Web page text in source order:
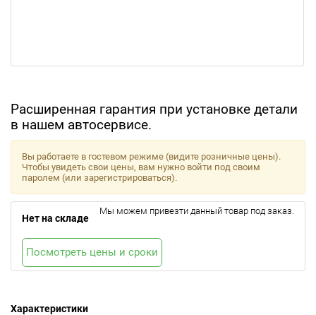
Расширенная гарантия при установке детали
в нашем автосервисе.
Характеристики
Вы работаете в гостевом режиме (видите розничные цены).
Чтобы увидеть свои цены, вам нужно войти под своим
паролем (или зарегистрироваться).
Нет на складе
Мы можем привезти данный товар под заказ.
Посмотреть цены и сроки